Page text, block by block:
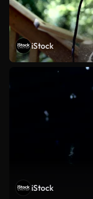
iStock
iStock